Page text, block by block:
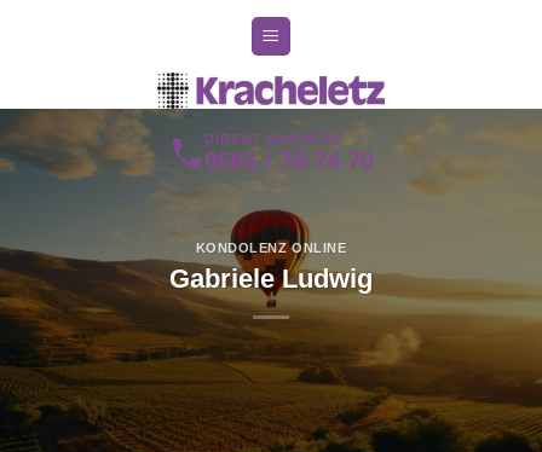
DIREKT ANRUFEN
0561 / 70 74 70
KONDOLENZ ONLINE
Gabriele Ludwig